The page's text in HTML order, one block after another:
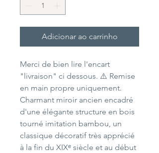
Adicionar ao carrinho
Merci de bien lire l'encart
"livraison" ci dessous. ⚠️ Remise
en main propre uniquement.
Charmant miroir ancien encadré
d'une élégante structure en bois
tourné imitation bambou, un
classique décoratif très apprécié
à la fin du XIXᵉ siècle et au début